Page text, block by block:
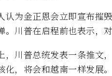
认为金正恩会立即宣布摧
。川普在启程前也表示，对
，川普总统发表一条推文
化，将会和越南一样发展